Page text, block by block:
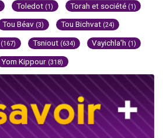
Toledot (1) Torah et société (1)
Tou Béav (3) Tou Bichvat (24)
(167) Tsniout (634) Vayichla'h (1)
Yom Kippour (318)